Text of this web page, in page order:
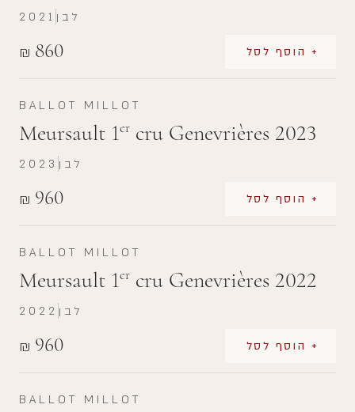
₪ 860 + הוסף לסל
2021 לבן
BALLOT MILLOT
Meursault 1er cru Genevrières 2023
₪ 960 + הוסף לסל
2023 לבן
BALLOT MILLOT
Meursault 1er cru Genevrières 2022
₪ 960 + הוסף לסל
2022 לבן
BALLOT MILLOT